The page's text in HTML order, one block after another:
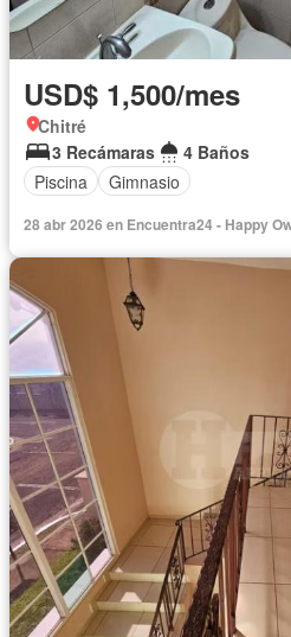
USD$ 1,500/mes
Chitré
3 Recámaras
4 Baños
Piscina
Gimnasio
28 abr 2026 en Encuentra24 - Happy